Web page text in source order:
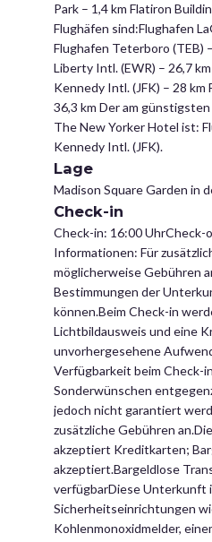
Park – 1,4 km Flatiron
Flughäfen sind:Flughafen
Flughafen Teterboro (TEB)
Liberty Intl. (EWR) – 26,7
Kennedy Intl. (JFK) – 28 km
36,3 km Der am
The New Yorker Hotel ist:
Kennedy Intl. (JFK).
Lage
Madison Square Garden in
Check-in
Check-in: 16:00
Informationen: Für
möglicherweise Gebühren
Bestimmungen der
können.Beim Check-in
Lichtbildausweis und eine
unvorhergesehene
Verfügbarkeit beim Check-
Sonderwünschen
jedoch nicht garantiert
zusätzliche Gebühren
akzeptiert Kreditkarten;
akzeptiert.Bargeldlose
verfügbarDiese Unterkunft
Sicherheitseinrichtungen
Kohlenmonoxidmelder,